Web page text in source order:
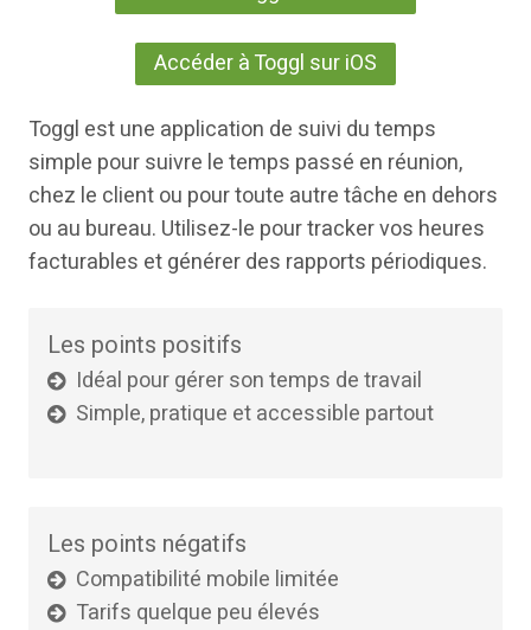
Accéder à Toggl sur iOS
Toggl est une application de suivi du temps
simple pour suivre le temps passé en réunion,
chez le client ou pour toute autre tâche en dehors
ou au bureau. Utilisez-le pour tracker vos heures
facturables et générer des rapports périodiques.
Les points positifs
Idéal pour gérer son temps de travail
Simple, pratique et accessible partout
Les points négatifs
Compatibilité mobile limitée
Tarifs quelque peu élevés